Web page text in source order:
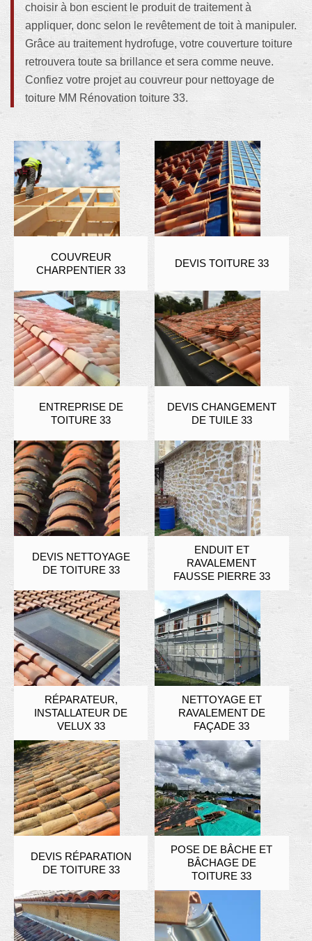
choisir à bon escient le produit de traitement à
appliquer, donc selon le revêtement de toit à manipuler.
Grâce au traitement hydrofuge, votre couverture toiture
retrouvera toute sa brillance et sera comme neuve.
Confiez votre projet au couvreur pour nettoyage de
toiture MM Rénovation toiture 33.
COUVREUR
CHARPENTIER 33
DEVIS TOITURE 33
ENTREPRISE DE
TOITURE 33
DEVIS CHANGEMENT
DE TUILE 33
DEVIS NETTOYAGE
DE TOITURE 33
ENDUIT ET
RAVALEMENT
FAUSSE PIERRE 33
RÉPARATEUR,
INSTALLATEUR DE
VELUX 33
NETTOYAGE ET
RAVALEMENT DE
FAÇADE 33
DEVIS RÉPARATION
DE TOITURE 33
POSE DE BÂCHE ET
BÂCHAGE DE
TOITURE 33